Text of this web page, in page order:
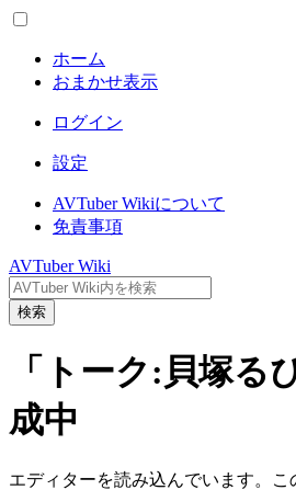
ホーム
おまかせ表示
ログイン
設定
AVTuber Wikiについて
免責事項
AVTuber Wiki
検索
「トーク:貝塚る
成中
エディターを読み込んでいます。こ